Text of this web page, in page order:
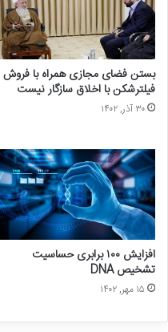
شرکت هم‌آوا در بیانیه اخیر خود
و پیشنهاد مبلغ بسیار مناسب
حاصل نشده است. گفتنی است که
قرارداد شرکت آما، تخلیه،
قانونی شرکت آما دانسته و تابع
بستن فضای مجازی همراه با فروش
فیلترشکن با اخلاق سازگار نیست
۳۰ آذر, ۱۴۰۲
افزایش ۱۰۰ برابری حساسیت
تشخیص DNA
۱۵ مهر, ۱۴۰۲